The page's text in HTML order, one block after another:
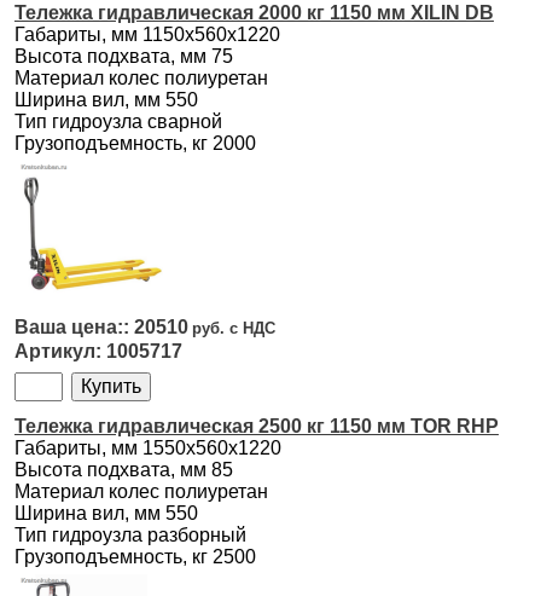
Тележка гидравлическая 2000 кг 1150 мм XILIN DB
Габариты, мм 1150х560х1220
Высота подхвата, мм 75
Материал колес полиуретан
Ширина вил, мм 550
Тип гидроузла сварной
Грузоподъемность, кг 2000
20510
1005717
Тележка гидравлическая 2500 кг 1150 мм TOR RHP
Габариты, мм 1550х560х1220
Высота подхвата, мм 85
Материал колес полиуретан
Ширина вил, мм 550
Тип гидроузла разборный
Грузоподъемность, кг 2500